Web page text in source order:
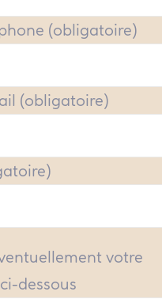
(obligatoire)
(obligatoire)
votre
dessous